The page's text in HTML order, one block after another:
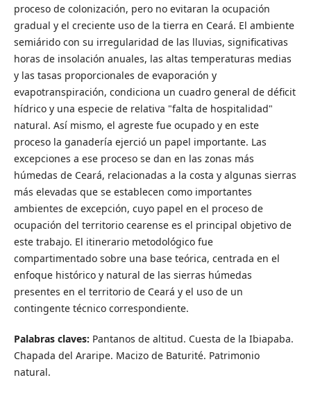
proceso de colonización, pero no evitaran la ocupación
gradual y el creciente uso de la tierra en Ceará. El ambiente
semiárido con su irregularidad de las lluvias, significativas
horas de insolación anuales, las altas temperaturas medias
y las tasas proporcionales de evaporación y
evapotranspiración, condiciona un cuadro general de déficit
hídrico y una especie de relativa "falta de hospitalidad"
natural. Así mismo, el agreste fue ocupado y en este
proceso la ganadería ejerció un papel importante. Las
excepciones a ese proceso se dan en las zonas más
húmedas de Ceará, relacionadas a la costa y algunas sierras
más elevadas que se establecen como importantes
ambientes de excepción, cuyo papel en el proceso de
ocupación del territorio cearense es el principal objetivo de
este trabajo. El itinerario metodológico fue
compartimentado sobre una base teórica, centrada en el
enfoque histórico y natural de las sierras húmedas
presentes en el territorio de Ceará y el uso de un
contingente técnico correspondiente.
Palabras claves: Pantanos de altitud. Cuesta de la Ibiapaba.
Chapada del Araripe. Macizo de Baturité. Patrimonio
natural.